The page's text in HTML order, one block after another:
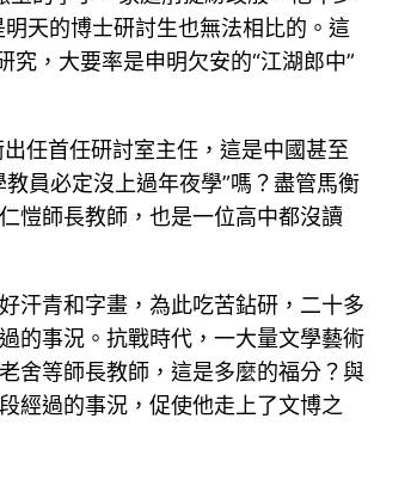
天的博士研討生也無法相比的。這
，大要率是申明欠安的“江湖郎中”
任首任研討室主任，這是中國甚至
員必定沒上過年夜學”嗎？盡管馬衡
愷師長教師，也是一位高中都沒讀
汗青和字畫，為此吃苦鉆研，二十多
的事況。抗戰時代，一大量文學藝術
舍等師長教師，這是多麼的福分？與
經過的事況，促使他走上了文博之